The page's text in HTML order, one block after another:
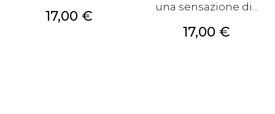
Prezzo
17,00 €
una sensazione di...
Prezzo
17,00 €